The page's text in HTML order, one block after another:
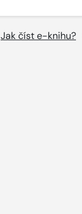
Jak číst e-knihu?